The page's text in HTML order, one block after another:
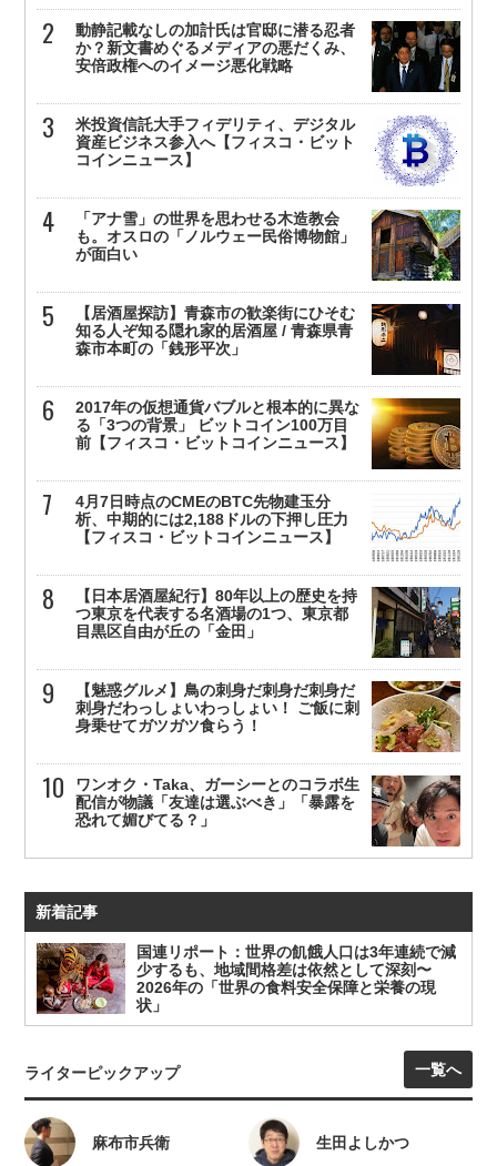
動静記載なしの加計氏は官邸に潜る忍者
か？新文書めぐるメディアの悪だくみ、
安倍政権へのイメージ悪化戦略
米投資信託大手フィデリティ、デジタル
資産ビジネス参入へ【フィスコ・ビット
コインニュース】
「アナ雪」の世界を思わせる木造教会
も。オスロの「ノルウェー民俗博物館」
が面白い
【居酒屋探訪】青森市の歓楽街にひそむ
知る人ぞ知る隠れ家的居酒屋 / 青森県青
森市本町の「銭形平次」
2017年の仮想通貨バブルと根本的に異な
る「3つの背景」 ビットコイン100万目
前【フィスコ・ビットコインニュース】
4月7日時点のCMEのBTC先物建玉分
析、中期的には2,188ドルの下押し圧力
【フィスコ・ビットコインニュース】
【日本居酒屋紀行】80年以上の歴史を持
つ東京を代表する名酒場の1つ、東京都
目黒区自由が丘の「金田」
【魅惑グルメ】鳥の刺身だ刺身だ刺身だ
刺身だわっしょいわっしょい！ ご飯に刺
身乗せてガツガツ食らう！
ワンオク・Taka、ガーシーとのコラボ生
配信が物議「友達は選ぶべき」「暴露を
恐れて媚びてる？」
新着記事
国連リポート：世界の飢餓人口は3年連続で減
少するも、地域間格差は依然として深刻〜
2026年の「世界の食料安全保障と栄養の現
状」
ライターピックアップ 一覧へ
麻布市兵衛 生田よしかつ